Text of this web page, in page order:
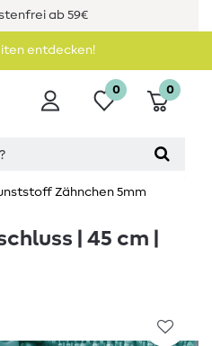
ab 59€
entdecken!
0 0
Zähnchen 5mm
| 45 cm |